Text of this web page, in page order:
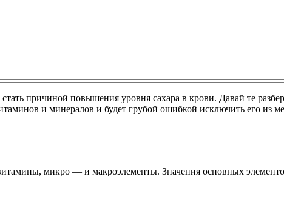
причиной повышения уровня сахара в крови. Давай те
и минералов и будет грубой ошибкой исключить его из
микро — и макроэлементы. Значения основных